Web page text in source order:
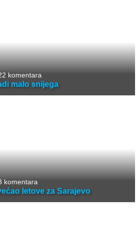
komentara
malo snijega
komentara
letove za Sarajevo